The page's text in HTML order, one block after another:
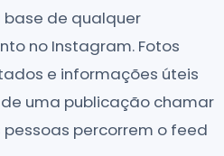
de qualquer
no Instagram. Fotos
e informações úteis
uma publicação chamar
percorrem o feed